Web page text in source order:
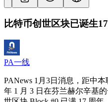
比特币创世区块已诞生
PA一线
PANews 1月3日消息，距中本
年 1 月 3 日在芬兰赫尔辛基